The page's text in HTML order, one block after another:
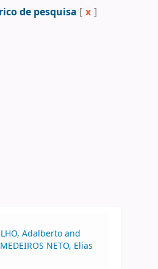
de pesquisa [ x ]
Adalberto and
NETO, Elias